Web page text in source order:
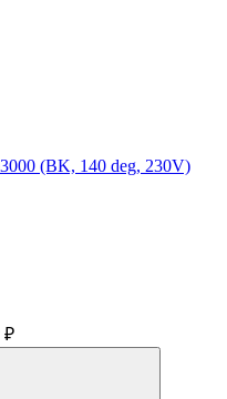
(BK, 140 deg, 230V)
₽